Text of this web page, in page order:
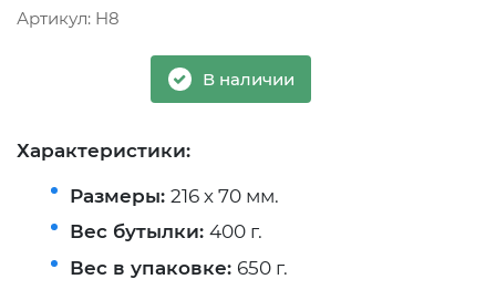
Артикул: H8
В наличии
Характеристики:
Размеры: 216 х 70 мм.
Вес бутылки: 400 г.
Вес в упаковке: 650 г.